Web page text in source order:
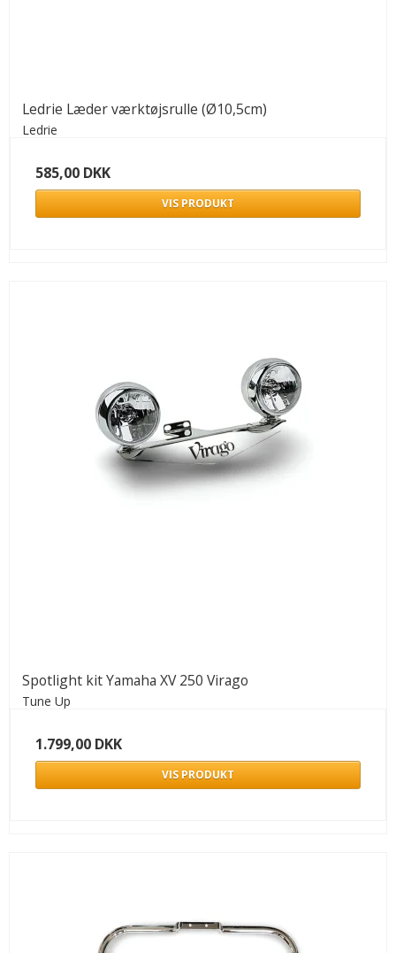
Ledrie Læder værktøjsrulle (Ø10,5cm)
Ledrie
585,00 DKK
VIS PRODUKT
Spotlight kit Yamaha XV 250 Virago
Tune Up
1.799,00 DKK
VIS PRODUKT